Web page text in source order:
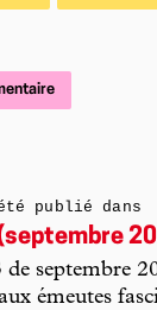
publié dans
septembre
émeutes